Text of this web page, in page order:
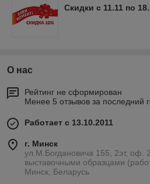
Скидки с 11.11 по
О нас
Рейтинг не сформирован
Менее 5 отзывов за последний
Работает с 13.10.2011
г. Минск
ул.М.Богдановича 155, 2эт, оф.
выставочными образцами
Минск, Беларусь